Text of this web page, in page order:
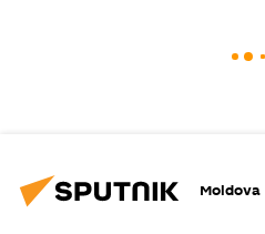
Moldova